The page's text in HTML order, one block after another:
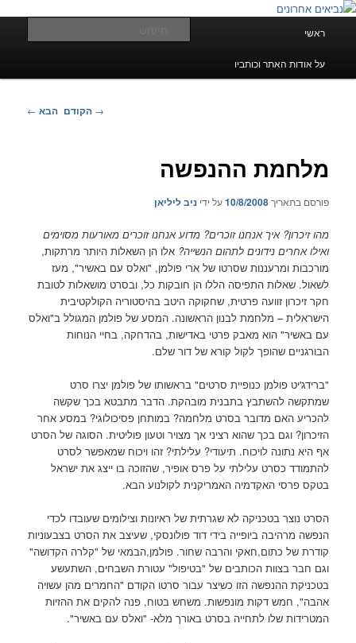
לדלג
נביאים אחרונים
ראשי
על אודות האתר וכותביו
ניווט
→ הקודם הבא ←
מלחמת ההנפשה
פורסם בתאריך10/8/2008על ידיניב ליליאן
מהו זיכרון? איך אנחנו זוכרים? מדוע אנחנו זוכרים מאורעות מסוימים
ואילו אחרים נידונים לתהום הנשייה? אלו הן השאלות היותר מרתקות,
מורכבות ומרעננות שסרטו של ארי פולמן, "ואלס עם באשיר", מעז
לשאול. שאלות התפיסה הללו הן חובקות כל, ובסרט מושאלות לטובת
חקר זיכרון זוועה פרטית, שחקוקה היטב בהיסטוריה הקולקטיבית
הישראלית – מלחמת לבנון הראשונה. המסע של פולמן המגולל ב"ואלס
עם באשיר" הוא מאבק פרטי באדישות, בהדחקה, בחיי הנוחות
הבורגניים שהופך לקול קורא של דור שלם.
"ברידג'יט פולמן כנופיית סרטים" בראשותו של פולמן יצרו סרט
שמתקשה להשתבץ בתבנית מובהקת. הדבר מתבטא בכך שקשה
להכריע האם מדובר בסרט מלחמה? במותחן פסיכולוגי? במסע אחר
הזיכרון? וגם בכך שהוא רציני אך מצויר וטעון פוליטית. הסוגה של הסרט
אף היא נתונה לויכוח. תיעודי? עלילתי? זהו ויכוח שמאפשר לסרט
להתמודד כסרט עלילתי על פרס אופיר, שהזוכה בו ייצג את ישראל
בטקס פרסי האקדמיה האמריקנית לקולנוע הבא.
הסרט נוצר בטכניקה לא שגרתית של ראיונות וצילומים שעובדו לכדי
הנפשה מרהיבה ביופייה בידי דוד פולונסקי, שעיצב את הסרט בצבעוניות
קודרת של כתום,חאקי והרבה שחור. פולמן,הבמאי של "קלרה הקדושה"
וגם חבר בצוות הכותבים של "בטיפול" עטורת השבחים, השתעשע
בטכניקת ההנפשה הזו כשיצר עבור סרטו הקודם "החמרים מהן עשויה
אהבה", חמש דקות מונפשות. משחש בטוח, פנה להקים את ההזיות
המטרידות שלו לתחייה בסרט באורך מלא- "ואלס עם באשיר".